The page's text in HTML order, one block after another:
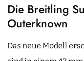
Die Breitling
Outerknown
Das neue Modell